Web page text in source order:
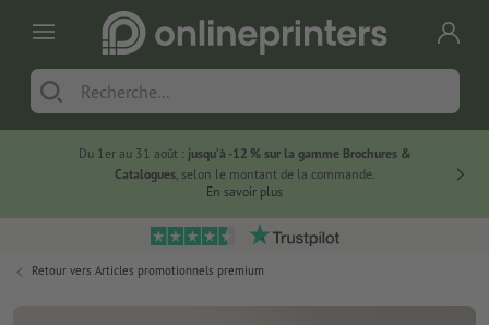
Du 1er au 31 août : jusqu’à -12 % sur la gamme Brochures &
Catalogues, selon le montant de la commande.
En savoir plus
Retour vers Articles promotionnels premium